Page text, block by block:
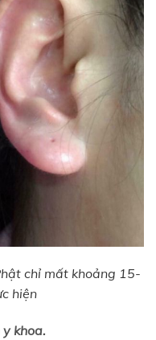
chỉ mất khoảng 15-
hiện
khoa.